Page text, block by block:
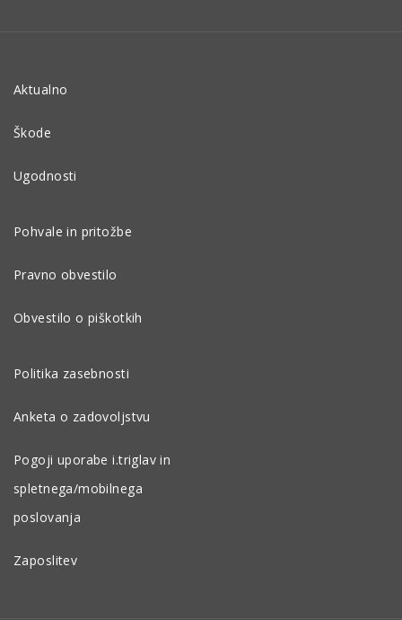
Aktualno
Škode
Ugodnosti
Pohvale in pritožbe
Pravno obvestilo
Obvestilo o piškotkih
Politika zasebnosti
Anketa o zadovoljstvu
Pogoji uporabe i.triglav in
spletnega/mobilnega
poslovanja
Zaposlitev